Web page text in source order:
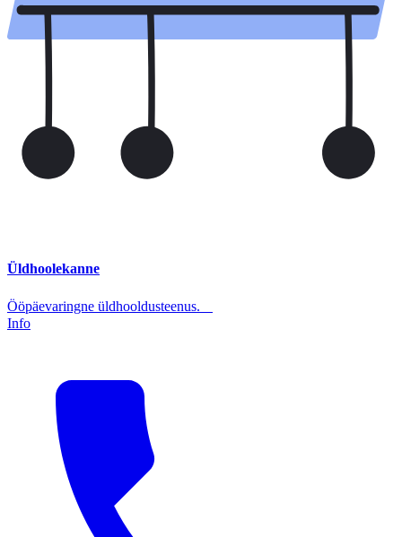
Üldhoolekanne
Ööpäevaringne üldhooldusteenus.
Info